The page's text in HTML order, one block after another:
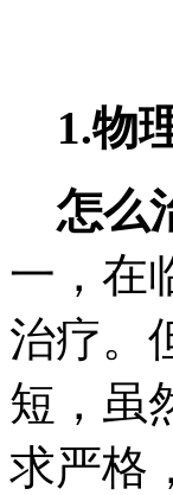
1.物
怎么
一，在
治疗。
短，虽
求严格